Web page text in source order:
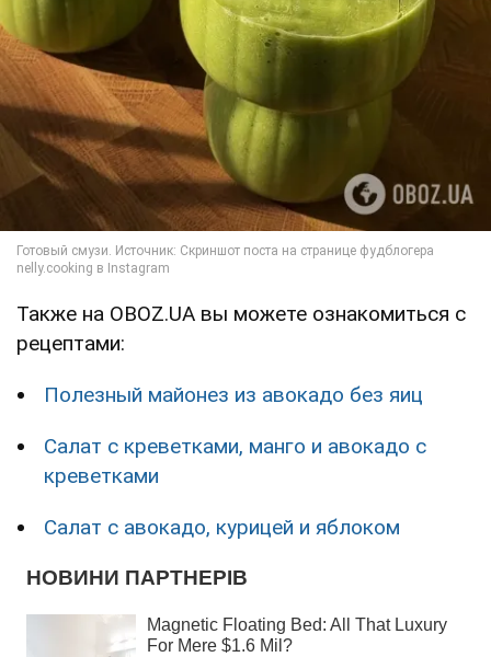
Также на OBOZ.UA вы можете ознакомиться с
рецептами:
Полезный майонез из авокадо без яиц
Салат с креветками, манго и авокадо с
креветками
Салат с авокадо, курицей и яблоком